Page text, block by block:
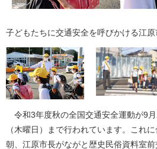
子どもたちに交通安全を呼びかける江原
令和3年度秋の全国交通安全運動が9
（木曜日）まで行われています。これ
朝、江原市長がながと歴史民俗資料室前